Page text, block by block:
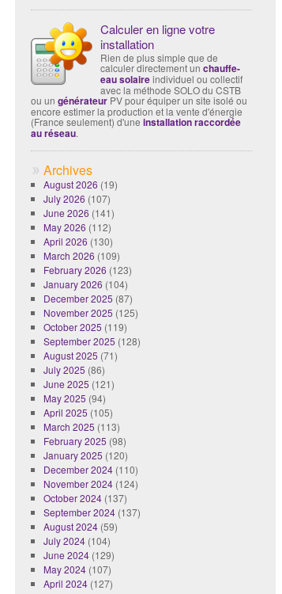
Calculer en ligne votre
installation
Rien de plus simple que de
calculer directement un chauffe-
eau solaireindividuel ou collectif
avec la méthode SOLO du CSTB
ou un générateur PV pour équiper un site isolé ou
encore estimer la production et la vente d'énergie
(France seulement) d'une installation raccordée
au réseau.
Archives
August 2026 (19)
July 2026 (107)
June 2026 (141)
May 2026 (112)
April 2026 (130)
March 2026 (109)
February 2026 (123)
January 2026 (104)
December 2025 (87)
November 2025 (125)
October 2025 (119)
September 2025 (128)
August 2025 (71)
July 2025 (86)
June 2025 (121)
May 2025 (94)
April 2025 (105)
March 2025 (113)
February 2025 (98)
January 2025 (120)
December 2024(110)
November 2024(124)
October 2024(137)
September 2024(137)
August 2024(59)
July 2024(104)
June 2024(129)
May 2024(107)
April 2024(127)